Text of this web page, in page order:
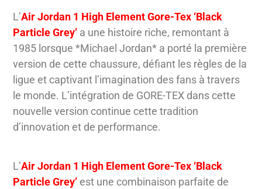
L’Air Jordan 1 High Element Gore-Tex ‘Black
Particle Grey’ a une histoire riche, remontant à
1985 lorsque *Michael Jordan* a porté la première
version de cette chaussure, défiant les règles de la
ligue et captivant l’imagination des fans à travers
le monde. L’intégration de GORE-TEX dans cette
nouvelle version continue cette tradition
d’innovation et de performance.
L’Air Jordan 1 High Element Gore-Tex ‘Black
Particle Grey’ est une combinaison parfaite de